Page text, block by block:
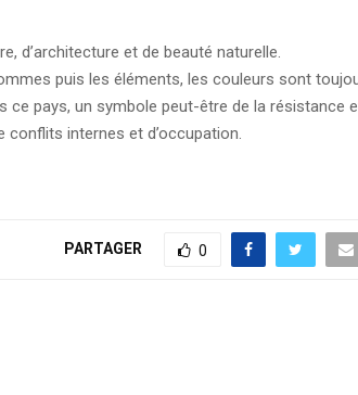
d’architecture et de beauté naturelle.
puis les éléments, les couleurs sont
pays, un symbole peut-être de la résistance
conflits internes et d’occupation.
PARTAGER 0